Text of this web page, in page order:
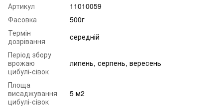
Артикул
11010059
Фасовка
500г
Термін
дозрівання
середній
Період збору
врожаю
цибулі-сівок
липень, серпень, вересень
Площа
висаджування
цибулі-сівок
5 м2